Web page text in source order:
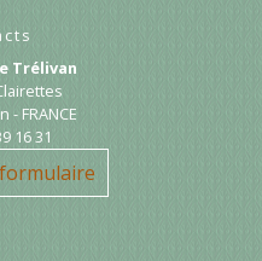
Trélivan
- FRANCE
16 31